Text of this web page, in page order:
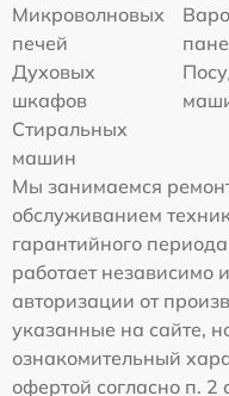
Микроволновых
печей
Духовых
шкафов
Стиральных
машин
Мы занимаемся
обслуживанием
гарантийного
работает независимо
авторизации от
указанные на сайте,
ознакомительный
офертой согласно п.